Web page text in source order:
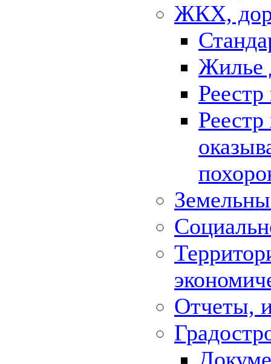
ЖКХ,
Жилье
Отчеты,